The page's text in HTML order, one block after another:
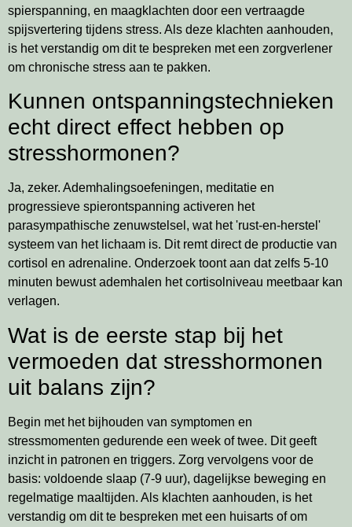
spierspanning, en maagklachten door een vertraagde
spijsvertering tijdens stress. Als deze klachten aanhouden,
is het verstandig om dit te bespreken met een zorgverlener
om chronische stress aan te pakken.
Kunnen ontspanningstechnieken
echt direct effect hebben op
stresshormonen?
Ja, zeker. Ademhalingsoefeningen, meditatie en
progressieve spierontspanning activeren het
parasympathische zenuwstelsel, wat het 'rust-en-herstel'
systeem van het lichaam is. Dit remt direct de productie van
cortisol en adrenaline. Onderzoek toont aan dat zelfs 5-10
minuten bewust ademhalen het cortisolniveau meetbaar kan
verlagen.
Wat is de eerste stap bij het
vermoeden dat stresshormonen
uit balans zijn?
Begin met het bijhouden van symptomen en
stressmomenten gedurende een week of twee. Dit geeft
inzicht in patronen en triggers. Zorg vervolgens voor de
basis: voldoende slaap (7-9 uur), dagelijkse beweging en
regelmatige maaltijden. Als klachten aanhouden, is het
verstandig om dit te bespreken met een huisarts of om